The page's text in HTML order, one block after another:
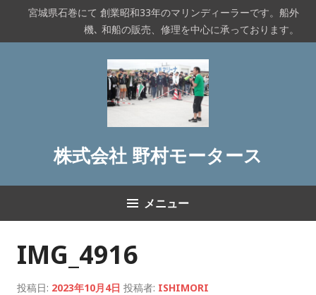
テ
宮城県石巻にて 創業昭和33年のマリンディーラーです。船外
機､ 和船の販売、修理を中心に承っております。
株式会社 野村モータース
メニュー
IMG_4916
投稿日: 2023年10月4日 投稿者: ISHIMORI